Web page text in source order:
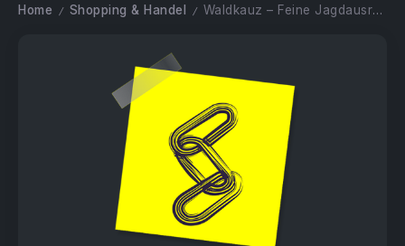
Home / Shopping & Handel / Waldkauz – Feine Jagdausrüstungen